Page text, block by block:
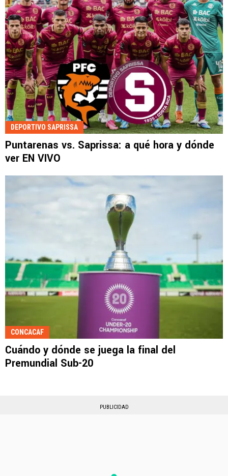
DEPORTIVO SAPRISSA
Puntarenas vs. Saprissa: a qué hora y dónde
ver EN VIVO
CONCACAF
Cuándo y dónde se juega la final del
Premundial Sub-20
PUBLICIDAD